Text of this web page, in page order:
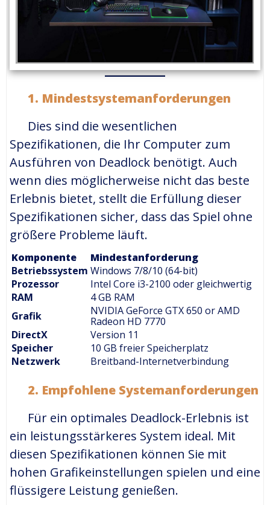
1. Mindestsystemanforderungen
Dies sind die wesentlichen
Spezifikationen, die Ihr Computer zum
Ausführen von Deadlock benötigt. Auch
wenn dies möglicherweise nicht das beste
Erlebnis bietet, stellt die Erfüllung dieser
Spezifikationen sicher, dass das Spiel ohne
größere Probleme läuft.
Komponente
Mindestanforderung
Betriebssystem Windows 7/8/10 (64-bit)
Prozessor
Intel Core i3-2100 oder gleichwertig
RAM
4 GB RAM
Grafik
NVIDIA GeForce GTX 650 or AMD
Radeon HD 7770
DirectX
Version 11
Speicher
10 GB freier Speicherplatz
Netzwerk
Breitband-Internetverbindung
2. Empfohlene Systemanforderungen
Für ein optimales Deadlock-Erlebnis ist
ein leistungsstärkeres System ideal. Mit
diesen Spezifikationen können Sie mit
hohen Grafikeinstellungen spielen und eine
flüssigere Leistung genießen.